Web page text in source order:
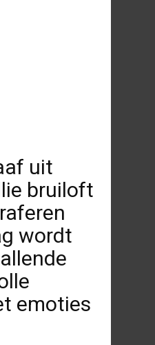
uit
bruiloft
wordt
emoties